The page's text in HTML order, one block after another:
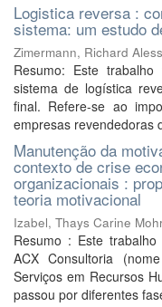
Logistica reversa :
sistema: um estudo
Zimermann, Richard
Resumo: Este
sistema de logística
final. Refere-se ao
empresas revendedoras
Manutenção da
contexto de crise
organizacionais :
teoria motivacional
Izabel, Thays Carine
Resumo : Este
ACX Consultoria
Serviços em Recursos
passou por diferentes